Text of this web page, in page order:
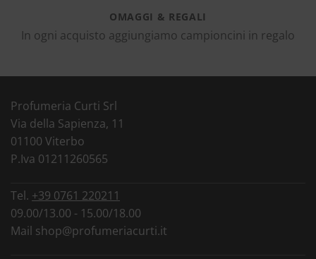
OMAGGI & REGALI
In ogni acquisto aggiungiamo campioncini in regalo
Profumeria Curti Srl
Via della Sapienza, 11
01100 Viterbo
P.Iva 01211260565
Tel. +39 0761 220211
09.00/13.00 - 15.00/18.00
Mail shop@profumeriacurti.it